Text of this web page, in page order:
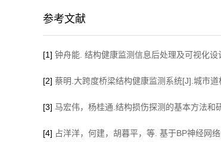
参考文献
[1] 钟舟能. 结构健康监测信息后处理及可视化设
[2] 蔡明.大跨度桥梁结构健康监测系统[J].城市
[3] 马宏伟，杨桂通.结构损伤探测的基本方法和
[4] 占洋洋，何建，胡暮平，等. 基于BP神经网